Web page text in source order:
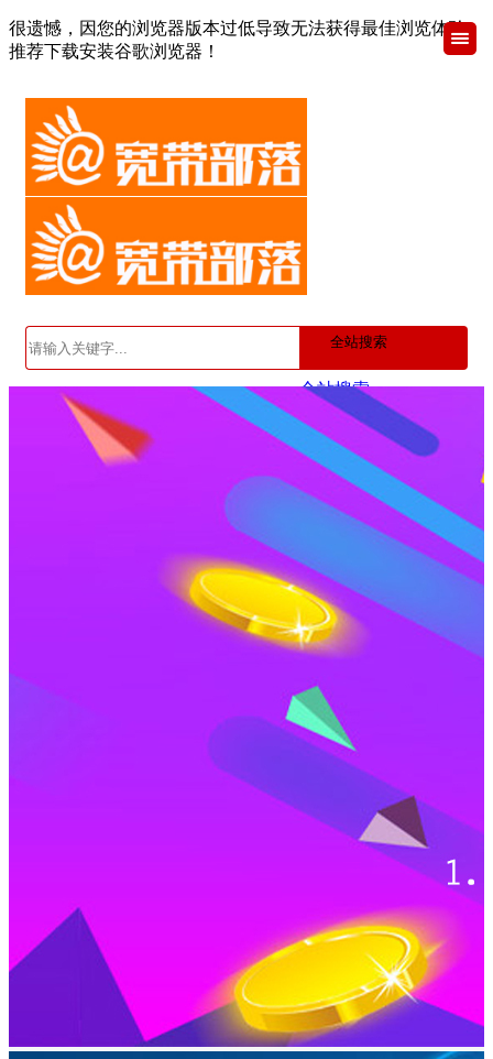
很遗憾，因您的浏览器版本过低导致无法获得最佳浏览体验，
推荐下载安装谷歌浏览器！
全站搜索
全站搜索
产品搜索
文章搜索